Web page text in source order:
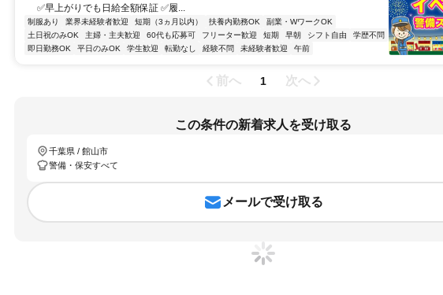
✅早上がりでも日給全額保証 ✅履...
制服あり 業界未経験者歓迎 短期（3ヵ月以内） 扶養内勤務OK
副業・WワークOK
土日祝のみOK
主婦・主夫歓迎 60代も応募可 フリーター歓迎 短期 早朝 シフト自由
学歴不問
即日勤務OK
平日のみOK 学生歓迎 転勤なし 経験不問 未経験者歓迎 午前
前へ 1 次へ
この条件の新着求人を受け取る
千葉県 / 館山市
警備・保安すべて
メールで受け取る